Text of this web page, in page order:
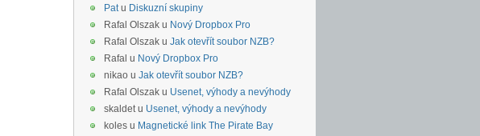
Patu Diskuzní skupiny
Rafal Olszak u Nový Dropbox Pro
Rafal Olszak u Jak otevřít soubor NZB?
Rafal u Nový Dropbox Pro
nikao u Jak otevřít soubor NZB?
Rafal Olszak u Usenet, výhody a nevýhody
skaldet u Usenet, výhody a nevýhody
koles u Magnetické link The Pirate Bay